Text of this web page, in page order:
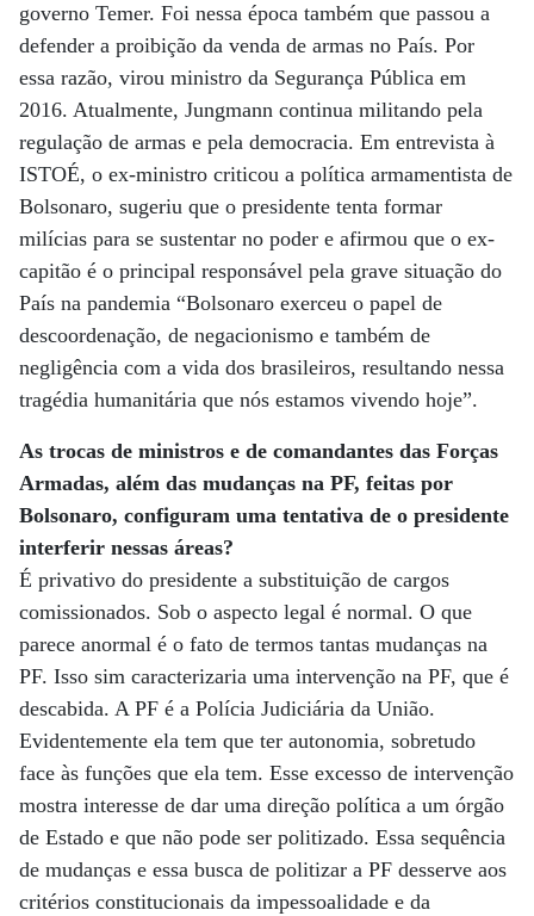
governo Temer. Foi nessa época também que passou a
defender a proibição da venda de armas no País. Por
essa razão, virou ministro da Segurança Pública em
2016. Atualmente, Jungmann continua militando pela
regulação de armas e pela democracia. Em entrevista à
ISTOÉ, o ex-ministro criticou a política armamentista de
Bolsonaro, sugeriu que o presidente tenta formar
milícias para se sustentar no poder e afirmou que o ex-
capitão é o principal responsável pela grave situação do
País na pandemia “Bolsonaro exerceu o papel de
descoordenação, de negacionismo e também de
negligência com a vida dos brasileiros, resultando nessa
tragédia humanitária que nós estamos vivendo hoje”.
As trocas de ministros e de comandantes das Forças
Armadas, além das mudanças na PF, feitas por
Bolsonaro, configuram uma tentativa de o presidente
interferir nessas áreas?
É privativo do presidente a substituição de cargos
comissionados. Sob o aspecto legal é normal. O que
parece anormal é o fato de termos tantas mudanças na
PF. Isso sim caracterizaria uma intervenção na PF, que é
descabida. A PF é a Polícia Judiciária da União.
Evidentemente ela tem que ter autonomia, sobretudo
face às funções que ela tem. Esse excesso de intervenção
mostra interesse de dar uma direção política a um órgão
de Estado e que não pode ser politizado. Essa sequência
de mudanças e essa busca de politizar a PF desserve aos
critérios constitucionais da impessoalidade e da